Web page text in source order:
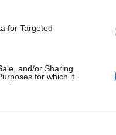
for Targeted
and/or Sharing
for which it